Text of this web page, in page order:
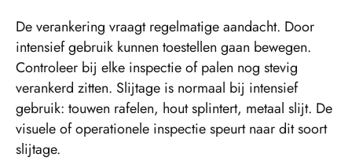
De verankering vraagt regelmatige aandacht. Door
intensief gebruik kunnen toestellen gaan bewegen.
Controleer bij elke inspectie of palen nog stevig
verankerd zitten. Slijtage is normaal bij intensief
gebruik: touwen rafelen, hout splintert, metaal slijt. De
visuele of operationele inspectie speurt naar dit soort
slijtage.